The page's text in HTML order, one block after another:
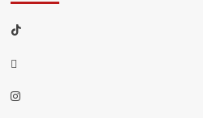
TikTok
threads
Instagram